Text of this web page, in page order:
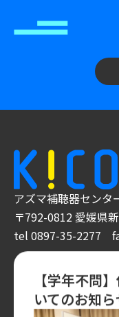
アズマ補聴器センタ
〒792-0812 愛媛県
tel 0897-35-2277
【学年不問
いてのお知